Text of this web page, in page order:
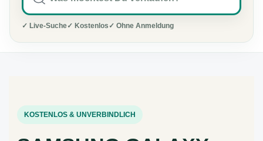
✓ Live-Suche✓ Kostenlos ✓ Ohne Anmeldung
KOSTENLOS & UNVERBINDLICH